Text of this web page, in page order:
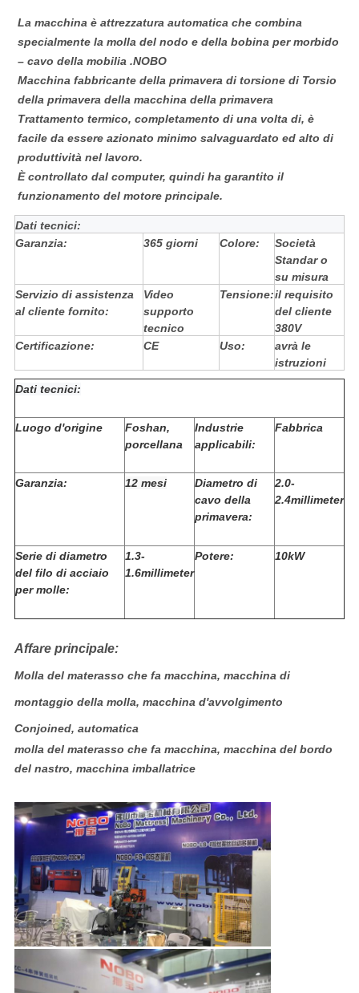
La macchina è attrezzatura automatica che combina
specialmente la molla del nodo e della bobina per morbido
–cavo della mobilia .NOBO
Macchina fabbricante della primavera di torsione di Torsio
della primavera della macchina della primavera
Trattamento termico, completamento di una volta di, è
facile da essere azionato minimo salvaguardato ed alto di
produttività nel lavoro.
È controllato dal computer, quindi ha garantito il
funzionamento del motore principale.
Dati tecnici:
Garanzia:
365 giorni Colore:
Società
Standar o
su misura
Servizio di assistenza
al cliente fornito:
Video
supporto
tecnico
Tensione:il requisito
del cliente
380V
Certificazione:
CE Uso:
avrà le
istruzioni
Dati tecnici:
Luogo d'origine
Foshan,
porcellana
Industrie
applicabili:
Fabbrica
Garanzia: 12 mesi
Diametro di
cavo della
primavera:
2.0-
2.4millimeter
Serie di diametro
del filo di acciaio
per molle:
1.3-
1.6millimeter
Potere: 10kW
Affare principale:
Molla del materasso che fa macchina, macchina di
montaggio della molla, macchina d'avvolgimento
Conjoined, automatica
molla del materasso che fa macchina, macchina del bordo
del nastro, macchina imballatrice